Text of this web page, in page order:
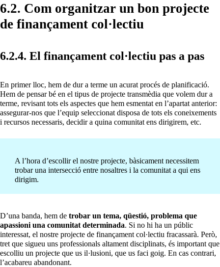
6.2. Com organitzar un bon projecte
de finançament col·lectiu
6.2.4. El finançament col·lectiu pas a pas
En primer lloc, hem de dur a terme un acurat procés de planificació.
Hem de pensar bé en el tipus de projecte transmèdia que volem dur a
terme, revisant tots els aspectes que hem esmentat en l’apartat anterior:
assegurar-nos que l’equip seleccionat disposa de tots els coneixements
i recursos necessaris, decidir a quina comunitat ens dirigirem, etc.
A l’hora d’escollir el nostre projecte, bàsicament necessitem
trobar una intersecció entre nosaltres i la comunitat a qui ens
dirigim.
D’una banda, hem de trobar un tema, qüestió, problema que
apassioni una comunitat determinada. Si no hi ha un públic
interessat, el nostre projecte de finançament col·lectiu fracassarà. Però,
tret que sigueu uns professionals altament disciplinats, és important que
escolliu un projecte que us il·lusioni, que us faci goig. En cas contrari,
l’acabareu abandonant.